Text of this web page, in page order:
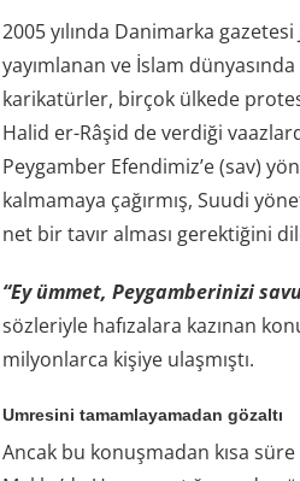
2005 yılında Danimarka
yayımlanan ve İslam
karikatürler, birçok ülkede
Halid er-Râşid de verdiği
Peygamber Efendimiz’e (sav)
kalmamaya çağırmış, Suudi
net bir tavır alması gerektiğini
“Ey ümmet, Peygamberinizi
sözleriyle hafızalara kazınan
milyonlarca kişiye ulaşmıştı.
Umresini tamamlayamadan gözaltı
Ancak bu konuşmadan kısa